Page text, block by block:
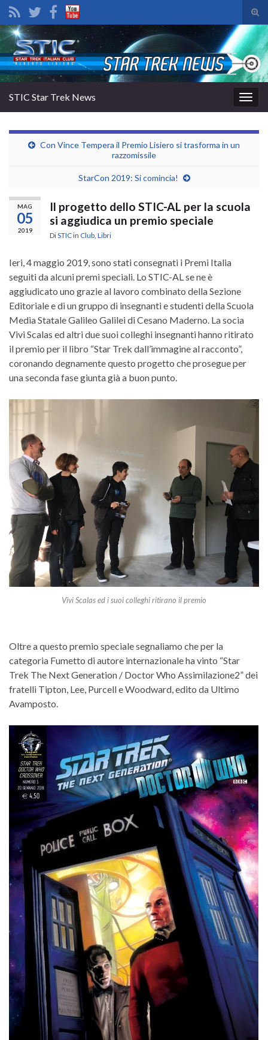
il
di
Search for:
la
STIC Star Trek News
Con Vince Tempera il Premio Lisiero si trasforma in un
razzomissile
StarCon 2019: Si comincia!
MAG
05
2019
Il progetto dello STIC-AL per la scuola
si aggiudica un premio speciale
DiSTICin Club Libri
Ieri, 4 maggio 2019, sono stati consegnati i Premi Italia
seguiti da alcuni premi speciali. Lo STIC-AL se ne è
aggiudicato uno grazie al lavoro combinato della Sezione
Editoriale e di un gruppo di insegnanti e studenti della Scuola
Media Statale Galileo Galilei di Cesano Maderno. La socia
Vivi Scalas ed altri due suoi colleghi insegnanti hanno ritirato
il premio per il libro “Star Trek dall’immagine al racconto”,
coronando degnamente questo progetto che prosegue per
una seconda fase giunta già a buon punto.
Vivi Scalas ed i suoi colleghi ritirano il premio
Oltre a questo premio speciale segnaliamo che per la
categoria Fumetto di autore internazionale ha vinto “Star
Trek The Next Generation / Doctor Who Assimilazione2” dei
fratelli Tipton, Lee, Purcell e Woodward, edito da Ultimo
Avamposto.